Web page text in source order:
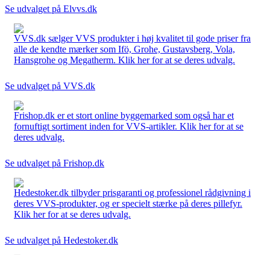
Se udvalget på Elvvs.dk
VVS.dk sælger VVS produkter i høj kvalitet til gode priser fra
alle de kendte mærker som Ifö, Grohe, Gustavsberg, Vola,
Hansgrohe og Megatherm. Klik her for at se deres udvalg.
Se udvalget på VVS.dk
Frishop.dk er et stort online byggemarked som også har et
fornuftigt sortiment inden for VVS-artikler. Klik her for at se
deres udvalg.
Se udvalget på Frishop.dk
Hedestoker.dk tilbyder prisgaranti og professionel rådgivning i
deres VVS-produkter, og er specielt stærke på deres pillefyr.
Klik her for at se deres udvalg.
Se udvalget på Hedestoker.dk